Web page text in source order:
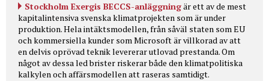
Stockholm Exergis BECCS-anläggningär ett av de mest
kapitalintensiva svenska klimatprojekten som är under
produktion. Hela intäktsmodellen, från såväl staten som EU
och kommersiella kunder som Microsoft är villkorad av att
en delvis oprövad teknik levererar utlovad prestanda. Om
något av dessa led brister riskerar både den klimatpolitiska
kalkylen och affärsmodellen att raseras samtidigt.